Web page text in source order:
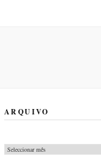
ARQUIVO
Arquivo